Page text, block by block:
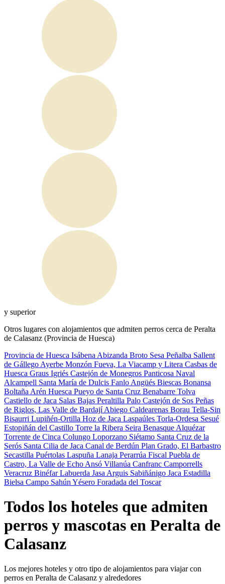
y superior
Otros lugares con alojamientos que admiten perros cerca de Peralta
de Calasanz (Provincia de Huesca)
Provincia de Huesca Isábena Abizanda Broto Sesa Peñalba Sallent
de Gállego Ayerbe Monzón Fueva, La Viacamp y Litera Casbas de
Huesca Graus Igriés Castejón de Monegros Panticosa Naval
Alcampell Santa María de Dulcis Fanlo Angüés Biescas Bonansa
Boltaña Arén Huesca Pueyo de Santa Cruz Benabarre Tolva
Castiello de Jaca Salas Bajas Peraltilla Palo Castejón de Sos Peñas
de Riglos, Las Valle de BardajíAbiego Caldearenas Borau Tella-Sin
Bisaurri Lupiñén-Ortilla Hoz de Jaca Laspaúles Torla-Ordesa Sesué
Estopiñán del Castillo Torre la Ribera Seira Benasque Alquézar
Torrente de Cinca Colungo Loporzano Siétamo Santa Cruz de la
Serós Santa Cilia de Jaca Canal de Berdún Plan Grado, El Barbastro
Secastilla Puértolas Laspuña Lanaja Perarrúa Fiscal Puebla de
Castro, La Valle de Echo Ansó Villanúa Canfranc Camporrells
Veracruz BinéfarLabuerda Jasa Arguis Sabiñánigo Jaca Estadilla
Bielsa Campo Sahún Yésero Foradada del Toscar
Todos los hoteles que admiten
perros y mascotas en Peralta de
Calasanz
Los mejores hoteles y otro tipo de alojamientos para viajar con
perros en Peralta de Calasanz y alrededores